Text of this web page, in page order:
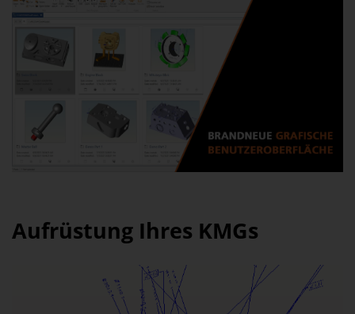
Aufrüstung Ihres KMGs